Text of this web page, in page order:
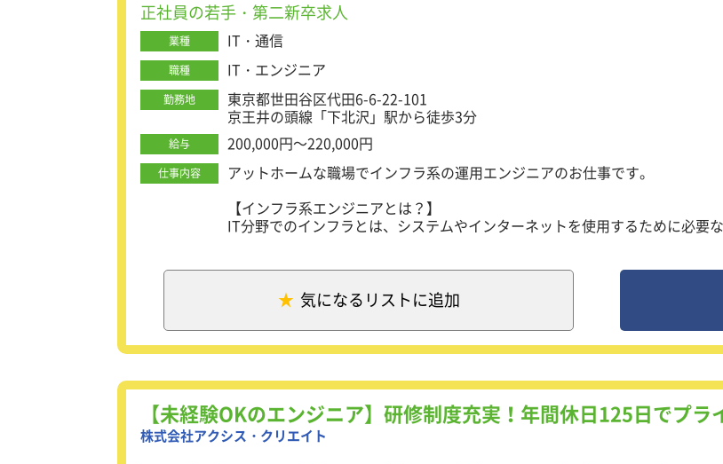
正社員の若手・第二新卒求人
業種 IT・通信
職種 IT・エンジニア
勤務地
東京都世田谷区代田6-6-22-101
京王井の頭線「下北沢」駅から徒歩3分
給与 200,000円～220,000円
仕事内容
アットホームな職場でインフラ系の運用エンジニアのお仕事です。
【インフラ系エンジニアとは？】
IT分野でのインフラとは、システムやインターネットを使用するために必要
【仕事内容】
・ソフトウェアの開発（設計・保守）
・システムの構築
・運用支援
主に企業からの受託によるソフトウェアの開発・システム運用支援とヘルプデ
ています。
未経験OK！経験者も大歓迎です。
気になるリストに追加
【未経験OKのエンジニア】研修制度充実！年間休日125日でプラ
株式会社アクシス・クリエイト